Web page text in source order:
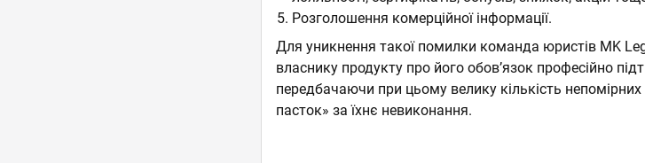
Розголошення комерційної інформації.
Для уникнення такої помилки команда юристів MK
власнику продукту про його обов’язок професійно
передбачаючи при цьому велику кількість непомірних
пасток» за їхнє невиконання.